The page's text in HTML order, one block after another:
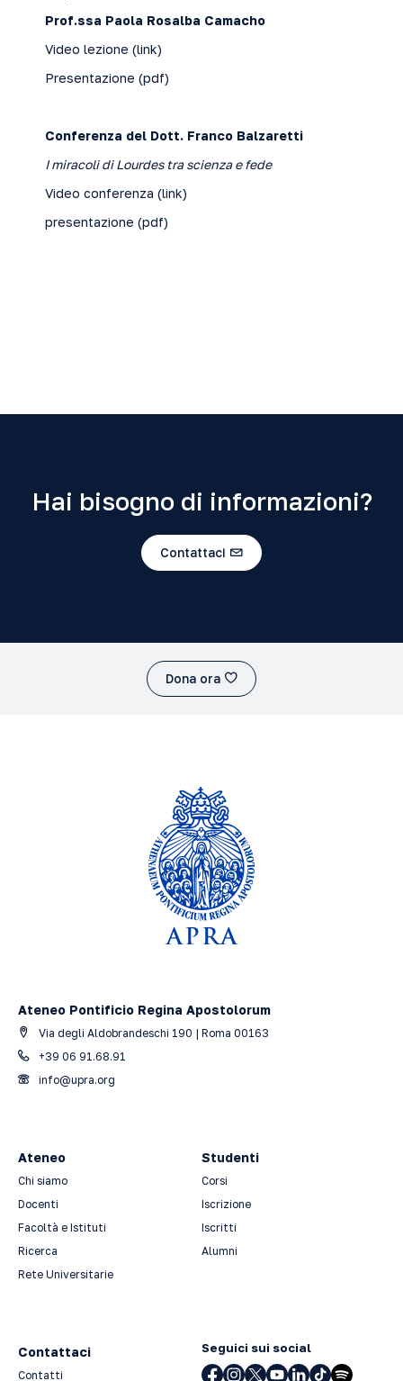
Prof.ssa Paola Rosalba Camacho
Video lezione (link)
Presentazione (pdf)
Conferenza del Dott. Franco Balzaretti
I miracoli di Lourdes tra scienza e fede
Video conferenza (link)
presentazione (pdf)
Hai bisogno di informazioni?
Contattaci
Dona ora
Ateneo Pontificio Regina Apostolorum
Via degli Aldobrandeschi 190 | Roma 00163
+39 06 91.68.91
info@upra.org
Ateneo
Chi siamo
Docenti
Facoltà e Istituti
Ricerca
Rete Universitarie
Studenti
Corsi
Iscrizione
Iscritti
Alumni
Contattaci
Contatti
Seguici sui social